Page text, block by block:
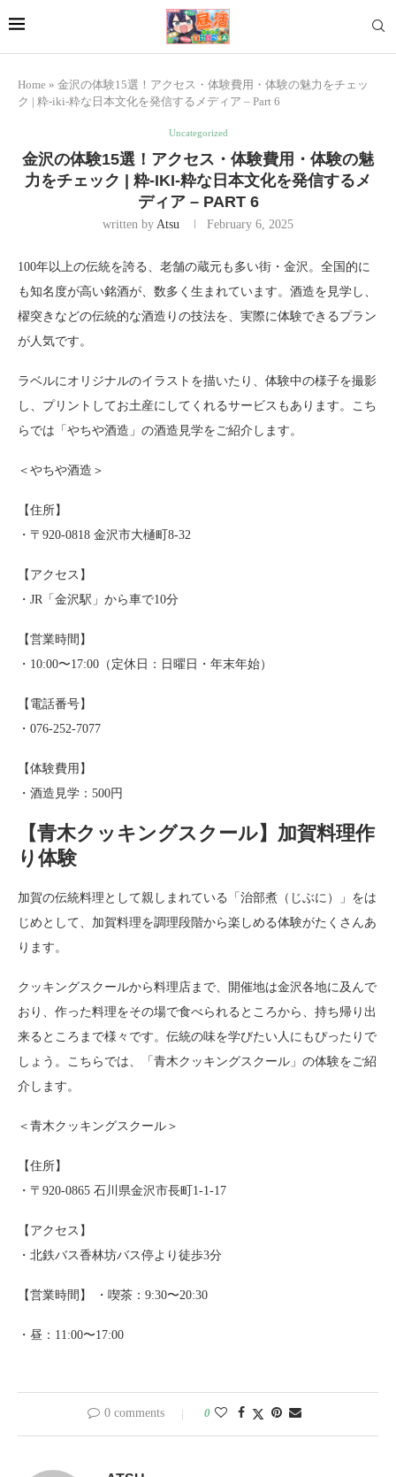
Home » 金沢の体験15選！アクセス・体験費用・体験の魅力をチェッ
ク | 粋-iki-粋な日本文化を発信するメディア – Part 6
Uncategorized
金沢の体験15選！アクセス・体験費用・体験の魅
力をチェック | 粋-IKI-粋な日本文化を発信するメ
ディア – PART 6
written by Atsu February 6, 2025
100年以上の伝統を誇る、老舗の蔵元も多い街・金沢。全国的に
も知名度が高い銘酒が、数多く生まれています。酒造を見学し、
櫂突きなどの伝統的な酒造りの技法を、実際に体験できるプラン
が人気です。
ラベルにオリジナルのイラストを描いたり、体験中の様子を撮影
し、プリントしてお土産にしてくれるサービスもあります。こち
らでは「やちや酒造」の酒造見学をご紹介します。
＜やちや酒造＞
【住所】
・〒920-0818 金沢市大樋町8-32
【アクセス】
・JR「金沢駅」から車で10分
【営業時間】
・10:00〜17:00（定休日：日曜日・年末年始）
【電話番号】
・076-252-7077
【体験費用】
・酒造見学：500円
【青木クッキングスクール】加賀料理作
り体験
加賀の伝統料理として親しまれている「治部煮（じぶに）」をは
じめとして、加賀料理を調理段階から楽しめる体験がたくさんあ
ります。
クッキングスクールから料理店まで、開催地は金沢各地に及んで
おり、作った料理をその場で食べられるところから、持ち帰り出
来るところまで様々です。伝統の味を学びたい人にもぴったりで
しょう。こちらでは、「青木クッキングスクール」の体験をご紹
介します。
＜青木クッキングスクール＞
【住所】
・〒920-0865 石川県金沢市長町1-1-17
【アクセス】
・北鉄バス香林坊バス停より徒歩3分
【営業時間】 ・喫茶：9:30〜20:30
・昼：11:00〜17:00
0 comments 0